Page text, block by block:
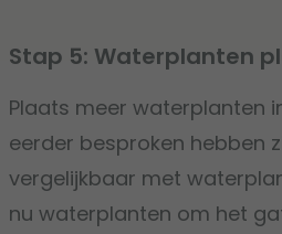
Stap 5: Waterplanten
Plaats meer waterplanten
eerder besproken hebben
vergelijkbaar met
nu waterplanten om het